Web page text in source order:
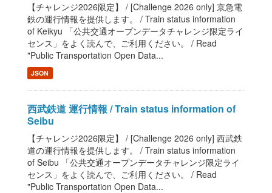
【チャレンジ2026限定】 / [Challenge 2026 only] 京急電
鉄の運行情報を提供します。 / Train status information
of Keikyu 「公共交通オープンデータチャレンジ限定ライ
センス」をよく読んで、ご利用ください。 / Read
"Public Transportation Open Data...
JSON
西武鉄道 運行情報 / Train status information of
Seibu
【チャレンジ2026限定】 / [Challenge 2026 only] 西武鉄
道の運行情報を提供します。 / Train status information
of Seibu 「公共交通オープンデータチャレンジ限定ライ
センス」をよく読んで、ご利用ください。 / Read
"Public Transportation Open Data...